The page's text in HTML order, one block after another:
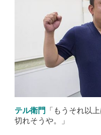
テル衛門
「もうそれ以
切れそうや。」